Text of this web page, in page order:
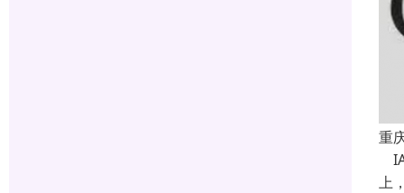
重
上